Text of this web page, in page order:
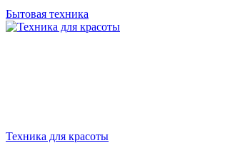
Бытовая техника
Техника для красоты